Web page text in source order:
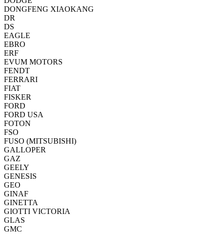
DONGFENG XIAOKANG
DR
DS
EAGLE
EBRO
ERF
EVUM MOTORS
FENDT
FERRARI
FIAT
FISKER
FORD
FORD USA
FOTON
FSO
FUSO (MITSUBISHI)
GALLOPER
GAZ
GEELY
GENESIS
GEO
GINAF
GINETTA
GIOTTI VICTORIA
GLAS
GMC